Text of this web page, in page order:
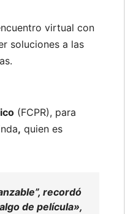
virtual con
soluciones a las
(FCPR), para
, quien es
recordó
de película»,